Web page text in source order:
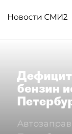
Новости СМИ2
бензин